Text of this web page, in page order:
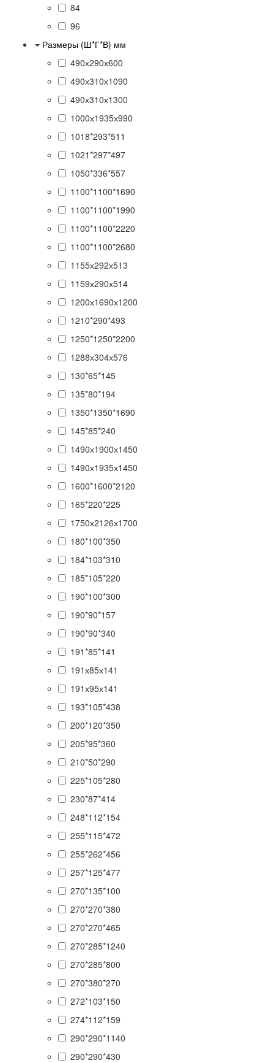
84
96
Размеры (Ш*Г*В) мм
490х290х600
490х310х1090
490х310х1300
1000х1935х990
1018*293*511
1021*297*497
1050*336*557
1100*1100*1690
1100*1100*1990
1100*1100*2220
1100*1100*2680
1155х292х513
1159х290х514
1200х1690х1200
1210*290*493
1250*1250*2200
1288х304х576
130*65*145
135*80*194
1350*1350*1690
145*85*240
1490х1900х1450
1490х1935х1450
1600*1600*2120
165*220*225
1750х2126х1700
180*100*350
184*103*310
185*105*220
190*100*300
190*90*157
190*90*340
191*85*141
191х85х141
191х95х141
193*105*438
200*120*350
205*95*360
210*50*290
225*105*280
230*87*414
248*112*154
255*115*472
255*262*456
257*125*477
270*135*100
270*270*380
270*270*465
270*285*1240
270*285*800
270*380*270
272*103*150
274*112*159
290*290*1140
290*290*430